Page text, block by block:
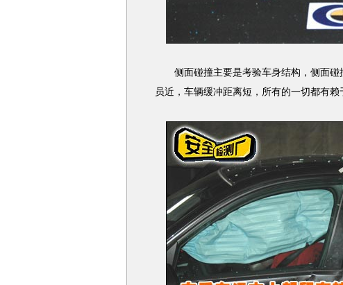
侧面碰撞主要是考验车身结构，侧面碰
员近，车辆缓冲距离短，所有的一切都有赖